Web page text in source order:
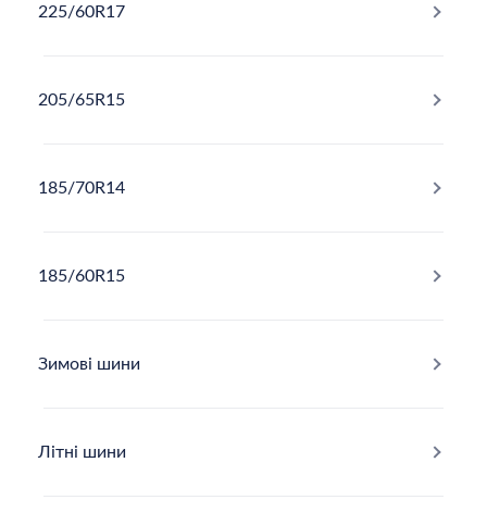
225/60R17
205/65R15
185/70R14
185/60R15
Зимові шини
Літні шини